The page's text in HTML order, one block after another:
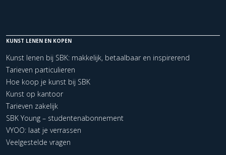
KUNST LENEN EN KOPEN
Kunst lenen bij SBK: makkelijk, betaalbaar en inspirerend
Tarieven particulieren
Hoe koop je kunst bij SBK
Kunst op kantoor
Tarieven zakelijk
SBK Young – studentenabonnement
VYOO: laat je verrassen
Veelgestelde vragen